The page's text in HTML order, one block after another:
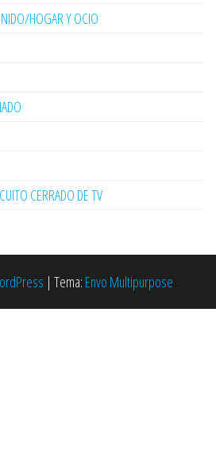
HOGAR Y OCIO
CERRADO DE TV
| Tema: Envo Multipurpose